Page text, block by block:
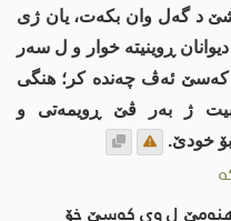
د گه‌ل وان بكه‌ت، یان ژی
ڕوینیته‌ خوار و ل سه‌ر
كه‌سێ ئه‌ڤ چه‌نده‌ كر؛ هنگی
ژ به‌ر ڤێ ڕویمه‌تی و
بۆ خودێ.
ل وی كه‌سێ خۆ